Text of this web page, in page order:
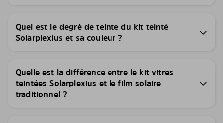
Quel est le degré de teinte du kit teinté
Solarplexius et sa couleur ?
Quelle est la différence entre le kit vitres
teintées Solarplexius et le film solaire
traditionnel ?